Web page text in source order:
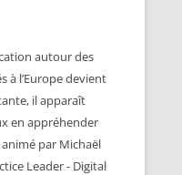
autour des
à l’Europe devient
il apparaît
en appréhender
par Michaël
Leader - Digital